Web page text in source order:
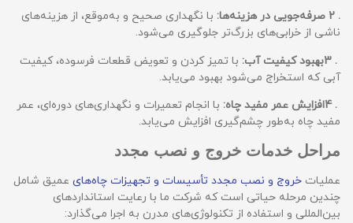
. 2 صرفه‌جویی در هزینه‌ها: با نگهداری صحیح و به‌موقع، از هزینه‌های
ناشی از خرابی‌های بزرگ‌تر جلوگیری می‌شود.
. 3
بهبود کیفیت آب: با تمیز کردن و تعویض قطعات فرسوده، کیفیت
آبی که استخراج می‌شود بهبود می‌یابد.
. 4 افزایش عمر مفید چاه: با انجام تعمیرات و نگهداری‌های دوره‌ای، عمر
مفید چاه به‌طور چشم‌گیری افزایش می‌یابد.
مراحل خدمات خروج و نصب مجدد
عملیات خروج و نصب مجدد تأسیسات و تجهیزات چاه‌های عمیق شامل
چندین مرحله حیاتی است که شرکت ما با رعایت استانداردهای
بین‌المللی و استفاده از تکنولوژی‌های مدرن به اجرا می‌گذارد: